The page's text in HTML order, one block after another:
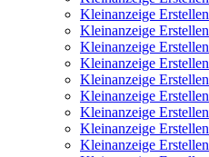
Kleinanzeige Erstellen
Kleinanzeige Erstellen
Kleinanzeige Erstellen
Kleinanzeige Erstellen
Kleinanzeige Erstellen
Kleinanzeige Erstellen
Kleinanzeige Erstellen
Kleinanzeige Erstellen
Kleinanzeige Erstellen